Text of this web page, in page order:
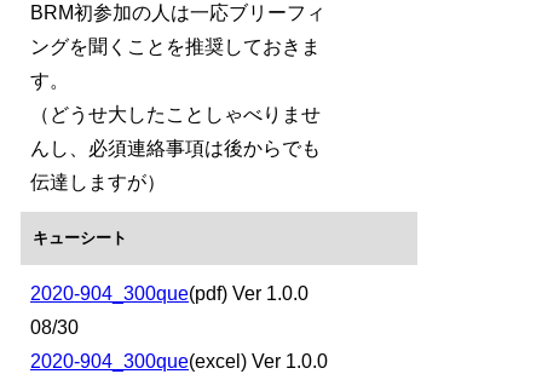
BRM初参加の人は一応ブリーフィ
ングを聞くことを推奨しておきま
す。
（どうせ大したことしゃべりませ
んし、必須連絡事項は後からでも
伝達しますが）
キューシート
2020-904_300que(pdf) Ver 1.0.0
08/30
2020-904_300que(excel) Ver 1.0.0